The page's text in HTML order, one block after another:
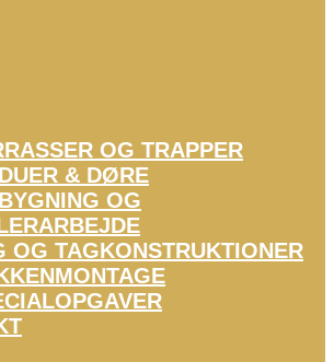
OG TRAPPER
& DØRE
OG
OG TAGKONSTRUKTIONER